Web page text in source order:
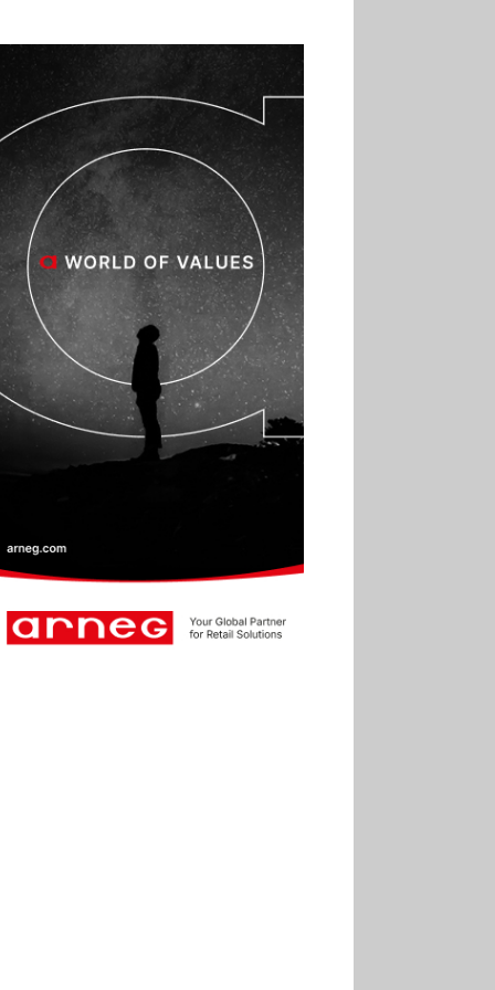
investissements pour
réduire sa consommation
d’eau
01.07
Aldi Studio lance sa
première collection capsule
inspirée de ses codes
visuels
01.07
Cafom annonce
des résultats semestriels en
hausse, portés par le e-
commerce
30.06
La Sportiva affiche
une croissance solide en
2025
réélue présidente de la Fact